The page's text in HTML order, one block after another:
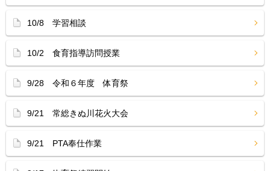
10/8 学習相談
10/2 食育指導訪問授業
9/28 令和６年度 体育祭
9/21 常総きぬ川花火大会
9/21 PTA奉仕作業